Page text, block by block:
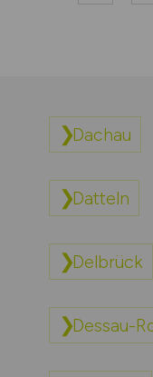
Dachau
Datteln
Delbrück
Dessau-